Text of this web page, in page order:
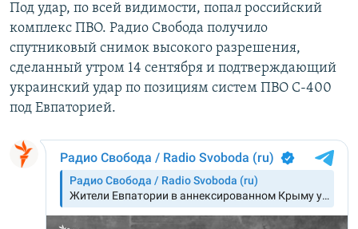
Под удар, по всей видимости, попал российский
комплекс ПВО. Радио Свобода получило
спутниковый снимок высокого разрешения,
сделанный утром 14 сентября и подтверждающий
украинский удар по позициям систем ПВО С-400
под Евпаторией.